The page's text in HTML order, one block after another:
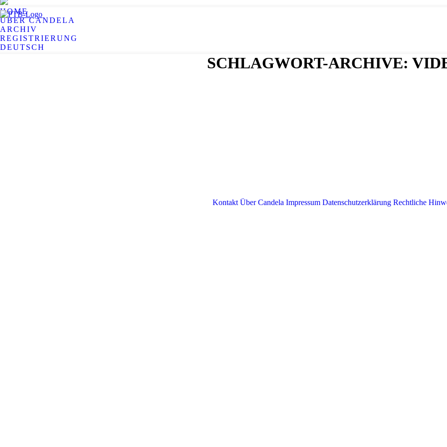
HOME
ÜBER CANDELA
ARCHIV
REGISTRIERUNG
DEUTSCH
SCHLAGWORT-ARCHIVE:
Kontakt Über Candela Impressum Datenschutzerklärung Rechtliche